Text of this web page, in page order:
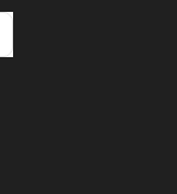
Page